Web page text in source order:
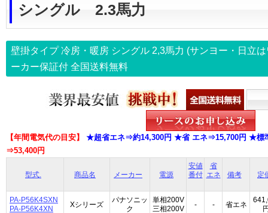
シングル 2.3馬力
壁掛タイプ 冷房・暖房 シングル 2,3馬力 (サンヨー・日立
ーカー保証付 全国送料無料
【年間電気代の目安】 ★超省エネ⇒約14,300円 ★省 エネ⇒15,700円 ★標
⇒53,400円
型式. 商品名 メーカー 電源
安値
番付
省
エネ
備考 定
PA-P56K4SXN
PA-P56K4XN
Xシリーズ
パナソニッ
ク
単相200V
三相200V
- - 省エネ